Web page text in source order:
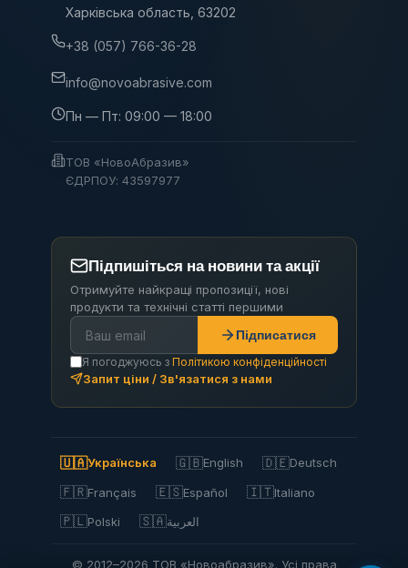
Харківська область, 63202
+38 (057) 766-36-28
info@novoabrasive.com
Пн — Пт: 09:00 — 18:00
ТОВ «НовоАбразив»
ЄДРПОУ: 43597977
Підпишіться на новини та акції
Отримуйте найкращі пропозиції, нові
продукти та технічні статті першими
Підписатися
Я погоджуюсь з Політикою конфіденційності
Запит ціни / Зв'язатися з нами
🇺🇦Українська 🇬🇧English 🇩🇪Deutsch
🇫🇷Français 🇪🇸Español 🇮🇹Italiano
🇵🇱Polski 🇸🇦العربية
© 2012–2026 ТОВ «Новоабразив». Усі права